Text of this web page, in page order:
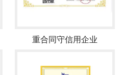
重合同守信用企业